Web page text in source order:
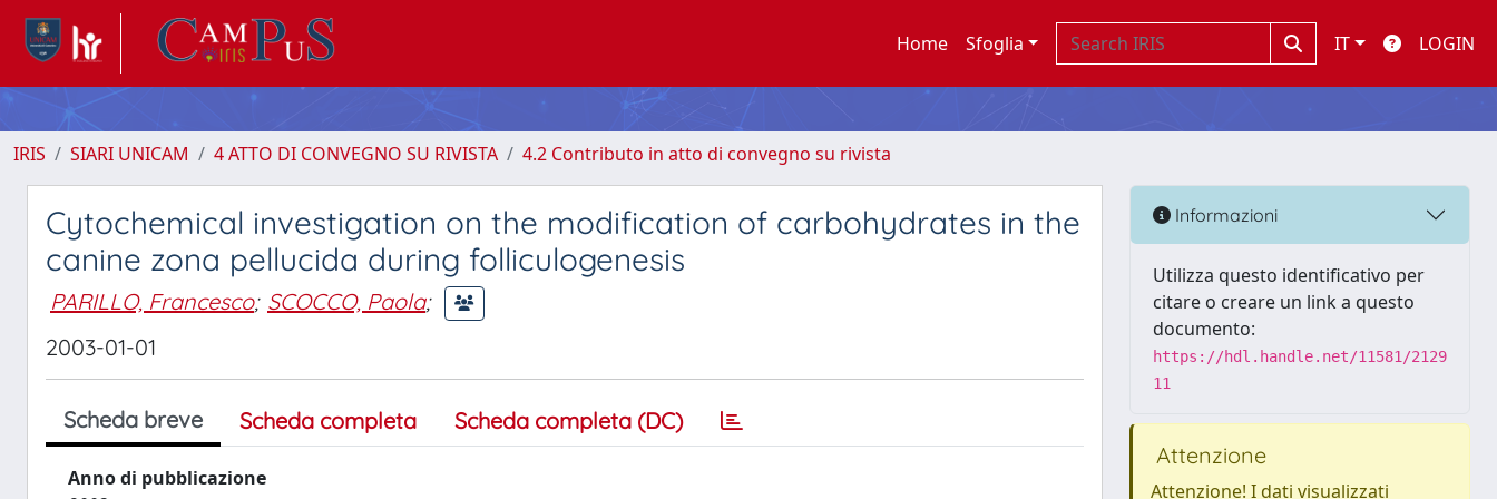
Home Sfoglia IT LOGIN
IRIS SIARI UNICAM 4 ATTO DI CONVEGNO SU RIVISTA 4.2 Contributo in atto di convegno su rivista
Cytochemical investigation on the modification of carbohydrates in the
canine zona pellucida during folliculogenesis
PARILLO, Francesco; SCOCCO, Paola;
2003-01-01
Scheda breve Scheda completa Scheda completa (DC)
Anno di pubblicazione
Informazioni
Utilizza questo identificativo per
citare o creare un link a questo
documento:
https://hdl.handle.net/11581/2129
11
Attenzione
Attenzione! I dati visualizzati